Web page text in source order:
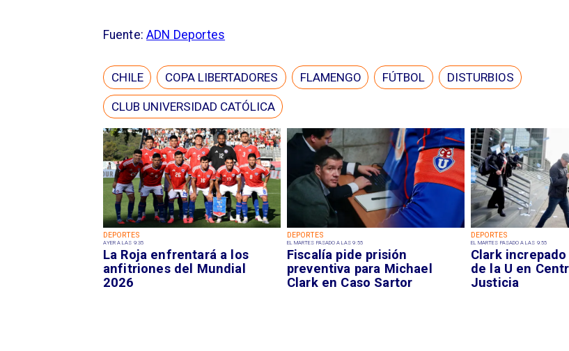
DEPORTES
AYER A LAS 9:35
La Roja enfrentará a los
anfitriones del Mundial
2026
DEPORTES
EL MARTES PASADO A LAS 9:55
Fiscalía pide prisión
preventiva para Michael
Clark en Caso Sartor
DEPORTES
EL MARTES PASADO A LAS 9:55
Clark
de la U en
Justicia
Fuente:ADN Deportes
CHILE COPA LIBERTADORES FLAMENGO FÚTBOL DISTURBIOS
CLUB UNIVERSIDAD CATÓLICA